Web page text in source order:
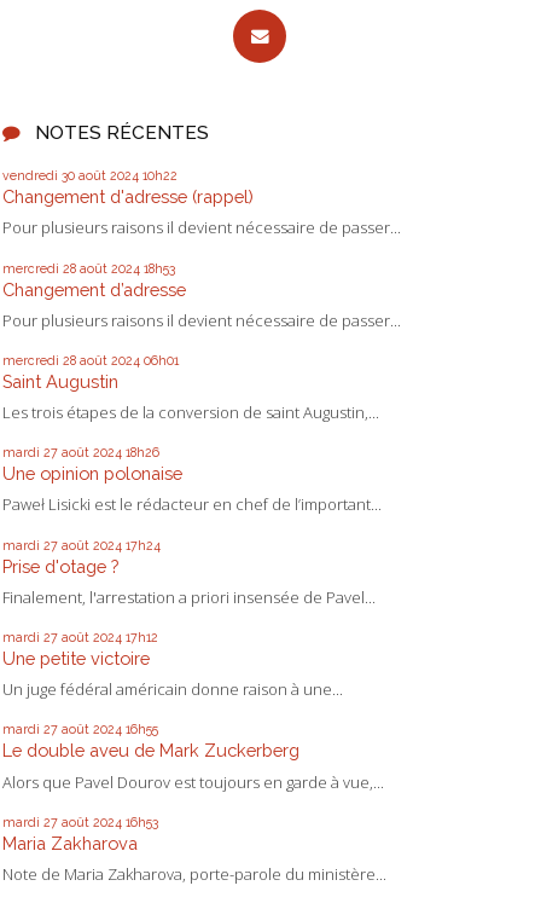
NOTES RÉCENTES
vendredi 30 août 2024 10h22
Changement d'adresse (rappel)
Pour plusieurs raisons il devient nécessaire de passer...
mercredi 28 août 2024 18h53
Changement d’adresse
Pour plusieurs raisons il devient nécessaire de passer...
mercredi 28 août 2024 06h01
Saint Augustin
Les trois étapes de la conversion de saint Augustin,...
mardi 27 août 2024 18h26
Une opinion polonaise
Paweł Lisicki est le rédacteur en chef de l’important...
mardi 27 août 2024 17h24
Prise d'otage ?
Finalement, l'arrestation a priori insensée de Pavel...
mardi 27 août 2024 17h12
Une petite victoire
Un juge fédéral américain donne raison à une...
mardi 27 août 2024 16h55
Le double aveu de Mark Zuckerberg
Alors que Pavel Dourov est toujours en garde à vue,...
mardi 27 août 2024 16h53
Maria Zakharova
Note de Maria Zakharova, porte-parole du ministère...